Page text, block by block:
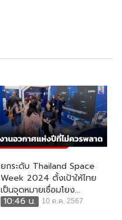
ยกระดับ Thailand Space
Week 2024 ตั้งเป้าให้ไทย
เป็นจุดหมายเชื่อมโยง...
10:46 น.
10 ต.ค. 2567